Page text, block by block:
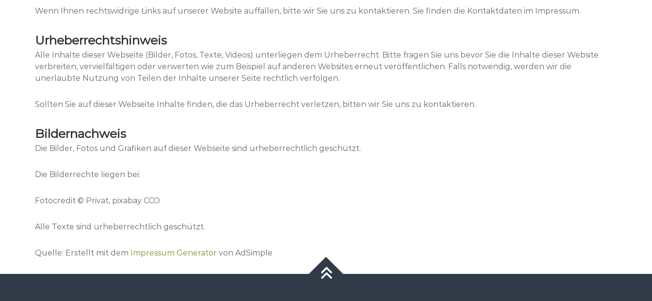
Wenn Ihnen rechtswidrige Links auf unserer Website auffallen, bitte wir Sie uns zu kontaktieren. Sie finden die Kontaktdaten im Impressum.
Urheberrechtshinweis
Alle Inhalte dieser Webseite (Bilder, Fotos, Texte, Videos) unterliegen dem Urheberrecht. Bitte fragen Sie uns bevor Sie die Inhalte dieser Website
verbreiten, vervielfältigen oder verwerten wie zum Beispiel auf anderen Websites erneut veröffentlichen. Falls notwendig, werden wir die
unerlaubte Nutzung von Teilen der Inhalte unserer Seite rechtlich verfolgen.
Sollten Sie auf dieser Webseite Inhalte finden, die das Urheberrecht verletzen, bitten wir Sie uns zu kontaktieren.
Bildernachweis
Die Bilder, Fotos und Grafiken auf dieser Webseite sind urheberrechtlich geschützt.
Die Bilderrechte liegen bei:
Fotocredit © Privat, pixabay CCO
Alle Texte sind urheberrechtlich geschützt.
Quelle: Erstellt mit dem Impressum Generator von AdSimple